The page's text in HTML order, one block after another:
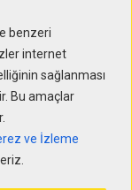
benzeri
internet
sağlanması
Bu amaçlar
ve İzleme
İzmir